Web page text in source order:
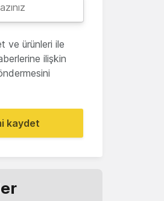
ve ürünleri ile
ilişkin
kaydet